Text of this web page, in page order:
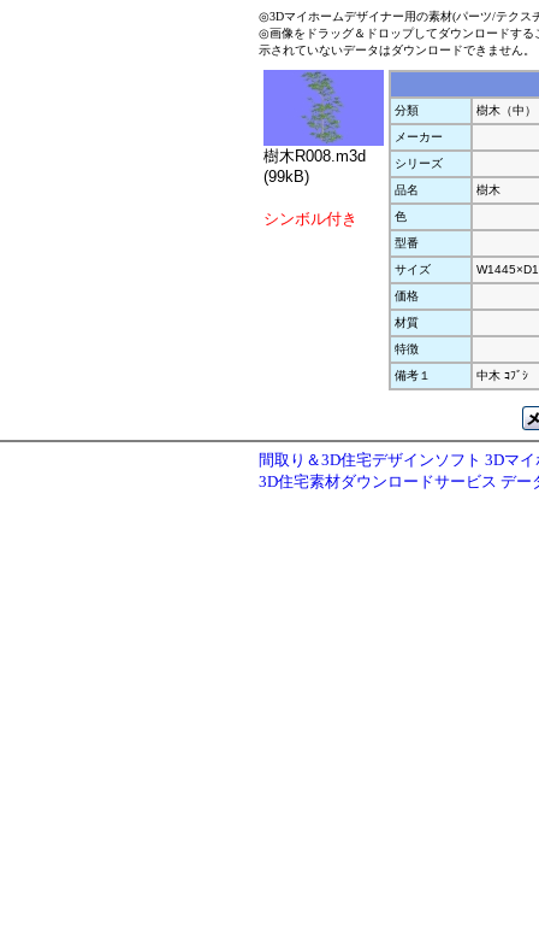
◎3Dマイホームデザイナー用の素材(パーツ/テクス
◎画像をドラッグ＆ドロップしてダウンロードす
示されていないデータはダウンロードできません。
樹木R008.m3d
(99kB)
シンボル付き
分類
樹木（中）
メーカー
シリーズ
品名
樹木
色
型番
サイズ
価格
材質
特徴
備考１
中木 ｺﾌﾞｼ
間取り＆3D住宅デザインソフト 3Dマ
3D住宅素材ダウンロードサービス デー